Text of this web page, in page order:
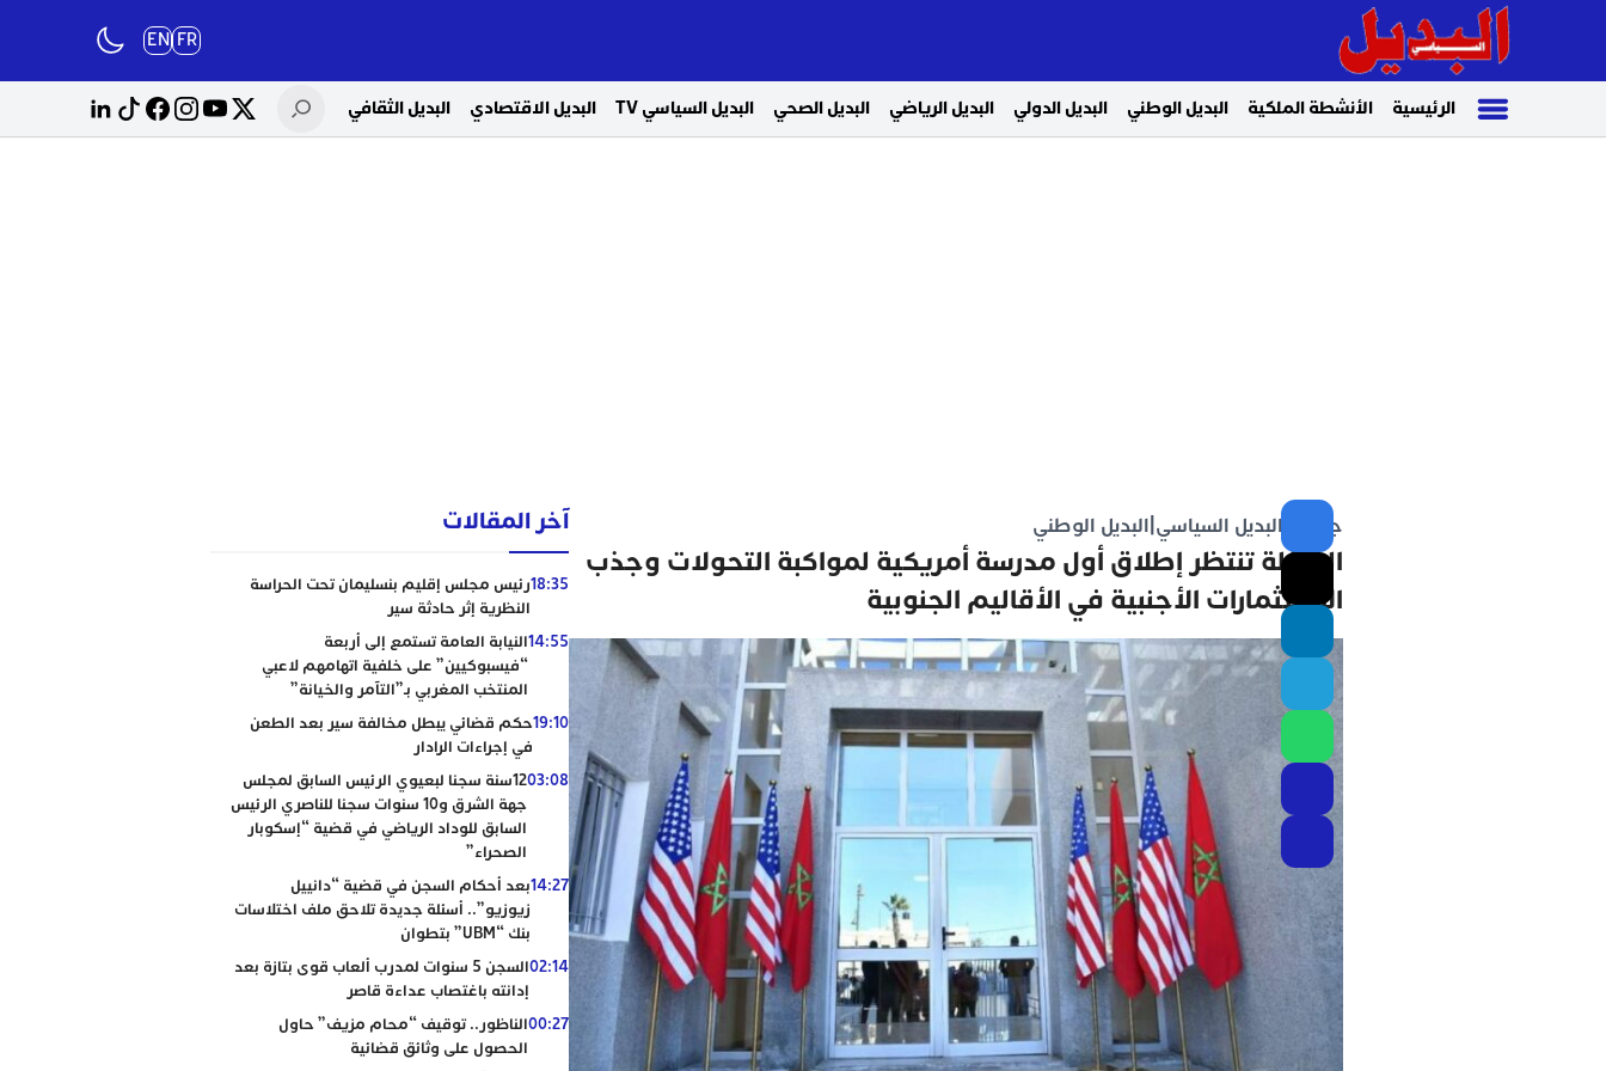
FR
EN
الرئيسية الأنشطة الملكية البديل الوطني البديل الدولي البديل الرياضي البديل الصحي البديل السياسي TV البديل الاقتصادي البديل الثقافي
جريدة البديل السياسي البديل الوطني
الداخلة تنتظر إطلاق أول مدرسة أمريكية لمواكبة التحولات وجذب
الإستثمارات الأجنبية في الأقاليم الجنوبية
آخر المقالات
18:35رئيس مجلس إقليم بنسليمان تحت الحراسة
النظرية إثر حادثة سير
14:55النيابة العامة تستمع إلى أربعة
“فيسبوكيين” على خلفية اتهامهم لاعبي
المنتخب المغربي بـ”التآمر والخيانة”
19:10حكم قضائي يبطل مخالفة سير بعد الطعن
في إجراءات الرادار
03:08
12سنة سجنا لبعيوي الرئيس السابق لمجلس
جهة الشرق و10 سنوات سجنا للناصري الرئيس
السابق للوداد الرياضي في قضية “إسكوبار
الصحراء”
14:27بعد أحكام السجن في قضية “دانييل
زيوزيو”.. أسئلة جديدة تلاحق ملف اختلاسات
بنك “UBM” بتطوان
02:14
السجن 5 سنوات لمدرب ألعاب قوى بتازة بعد
إدانته باغتصاب عداءة قاصر
00:27الناظور.. توقيف “محام مزيف” حاول
الحصول على وثائق قضائية